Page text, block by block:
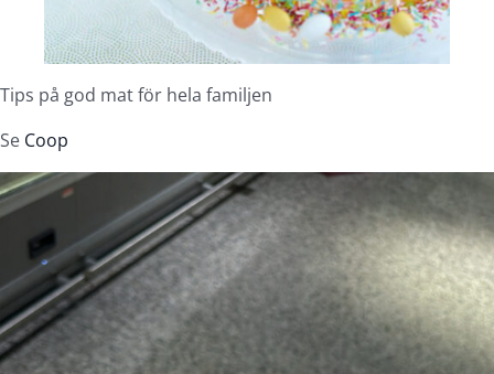
Tips på god mat för hela familjen
Se Coop